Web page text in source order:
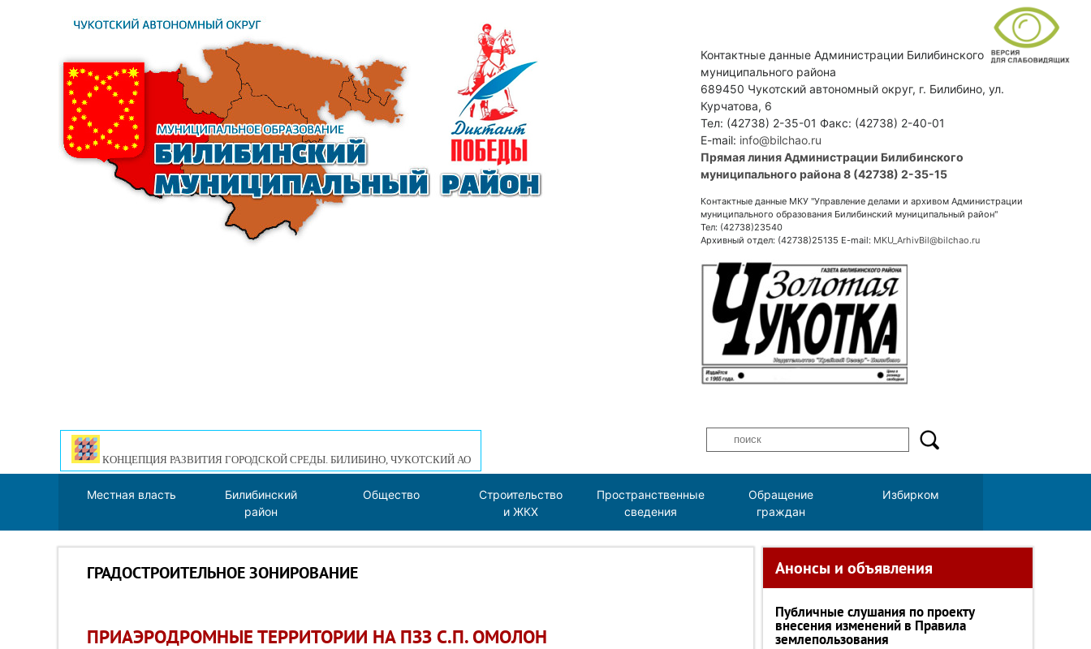
Контактные данные Администрации Билибинского
муниципального района
689450 Чукотский автономный округ, г. Билибино, ул.
Курчатова, 6
Тел: (42738) 2-35-01 Факс: (42738) 2-40-01
E-mail: info@bilchao.ru
Прямая линия Администрации Билибинского
муниципального района 8 (42738) 2-35-15
Контактные данные МКУ "Управление делами и архивом Администрации
муниципального образования Билибинский муниципальный район"
Тел: (42738)23540
Архивный отдел: (42738)25135 E-mail: MKU_ArhivBil@bilchao.ru
КОНЦЕПЦИЯ РАЗВИТИЯ ГОРОДСКОЙ СРЕДЫ. БИЛИБИНО, ЧУКОТСКИЙ АО
Местная власть
Билибинский
район
Общество
Строительство
и ЖКХ
Пространственные
сведения
Обращение
граждан
Избирком
ГРАДОСТРОИТЕЛЬНОЕ ЗОНИРОВАНИЕ
ПРИАЭРОДРОМНЫЕ ТЕРРИТОРИИ НА ПЗЗ С.П. ОМОЛОН
Анонсы и объявления
Публичные слушания по проекту
внесения изменений в Правила
землепользования